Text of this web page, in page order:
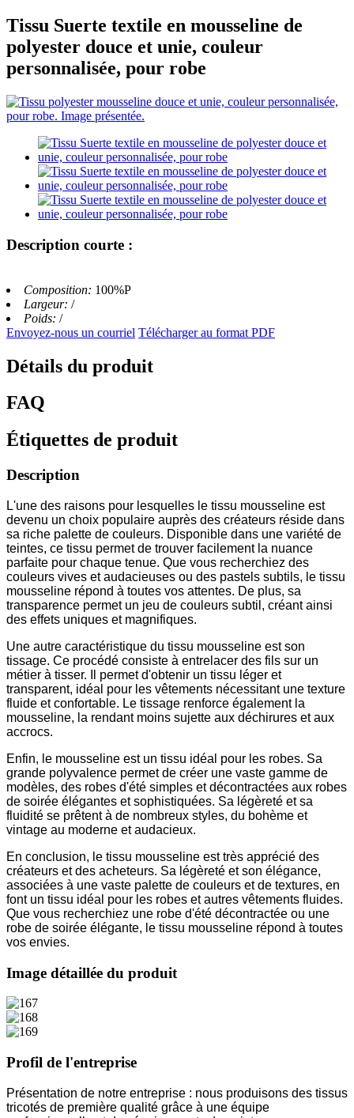
Tissu Suerte textile en mousseline de
polyester douce et unie, couleur
personnalisée, pour robe
Description courte :
Composition: 100%P
Largeur: /
Poids: /
Envoyez-nous un courriel Télécharger au format PDF
Détails du produit
FAQ
Étiquettes de produit
Description
L'une des raisons pour lesquelles le tissu mousseline est
devenu un choix populaire auprès des créateurs réside dans
sa riche palette de couleurs. Disponible dans une variété de
teintes, ce tissu permet de trouver facilement la nuance
parfaite pour chaque tenue. Que vous recherchiez des
couleurs vives et audacieuses ou des pastels subtils, le tissu
mousseline répond à toutes vos attentes. De plus, sa
transparence permet un jeu de couleurs subtil, créant ainsi
des effets uniques et magnifiques.
Une autre caractéristique du tissu mousseline est son
tissage. Ce procédé consiste à entrelacer des fils sur un
métier à tisser. Il permet d'obtenir un tissu léger et
transparent, idéal pour les vêtements nécessitant une texture
fluide et confortable. Le tissage renforce également la
mousseline, la rendant moins sujette aux déchirures et aux
accrocs.
Enfin, le mousseline est un tissu idéal pour les robes. Sa
grande polyvalence permet de créer une vaste gamme de
modèles, des robes d'été simples et décontractées aux robes
de soirée élégantes et sophistiquées. Sa légèreté et sa
fluidité se prêtent à de nombreux styles, du bohème et
vintage au moderne et audacieux.
En conclusion, le tissu mousseline est très apprécié des
créateurs et des acheteurs. Sa légèreté et son élégance,
associées à une vaste palette de couleurs et de textures, en
font un tissu idéal pour les robes et autres vêtements fluides.
Que vous recherchiez une robe d'été décontractée ou une
robe de soirée élégante, le tissu mousseline répond à toutes
vos envies.
Image détaillée du produit
Profil de l'entreprise
Présentation de notre entreprise : nous produisons des tissus
tricotés de première qualité grâce à une équipe